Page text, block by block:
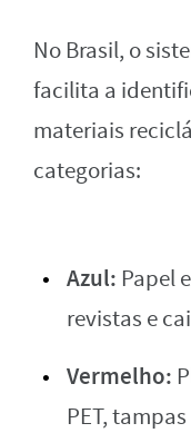
No Brasil, o
facilita a
materiais
categorias:
Azul: Papel
revistas e
Vermelho:
PET,